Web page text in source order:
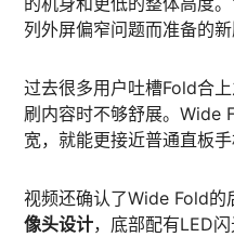
列外屏偏窄问题而准备的新
过去很多用户吐槽Fold合
刷内容时不够舒展。Wide
宽，就能更接近普通直板手
视频还确认了Wide Fold的
像头设计，底部配有LED闪